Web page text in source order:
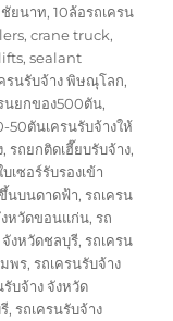
ชัยนาท,10ล้อรถเครน
,crane truck,
,sealant
รนรับจ้าง พิษณุโลก,
นยกของ500ตัน,
50ตันเครนรับจ้างให้
,รถยกติดเฮี๊ยบรับจ้าง,
ซอร์รับรองเข้า
นบนดาดฟ้า,รถเครน
งหวัดขอนแก่น,รถ
จังหวัดชลบุรี,รถเครน
พร,รถเครนรับจ้าง
รับจ้าง จังหวัด
,รถเครนรับจ้าง